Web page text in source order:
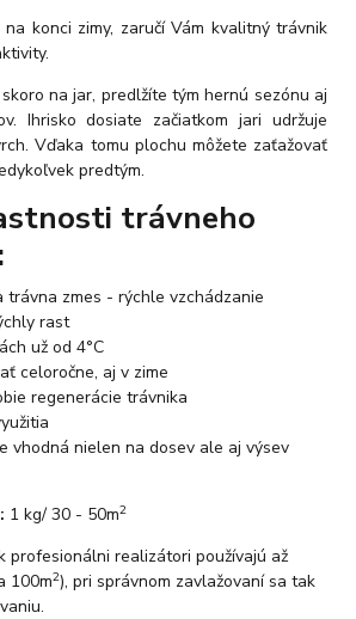
konci zimy, zaručí Vám kvalitný trávnik
na jar, predlžíte tým hernú sezónu aj
Ihrisko dosiate začiatkom jari udržuje
Vďaka tomu plochu môžete zaťažovať
predtým.
trávneho
trávna zmes - rýchle vzchádzanie
rast
už od 4°C
celoročne, aj v zime
regenerácie trávnika
vhodná nielen na dosev ale aj výsev
1 kg/ 30 - 50m2
profesionálni realizátori používajú až
100m2), pri správnom zavlažovaní sa tak